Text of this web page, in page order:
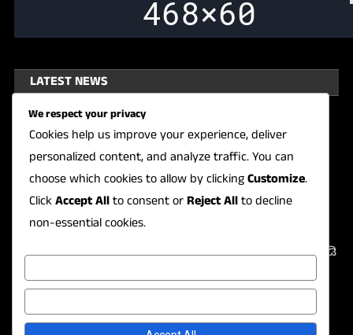
LATEST NEWS
ಕರಾವಳಿಯಲ್ಲಿ ಫಿಶಿಂಗ್ ಗೆ ದೋಣಿಗಳು,
ಮೀನುಗಾರರಲಿ ಹೆಚ್ಚಿದ ಉತ್ಸಾಹ! ದಕ್ಕೆಯಲ್ಲಿ
ಬಿರುಸಿನ ಚಟುವಟಿಕೆ
August 6, 2026
KARAVALI KARAVALI DAILY NEWS
ವರ್ಗಾವಣೆ, ಡಾ. ಪಿ.ಸಿ. ಜಾಫರ್ ಮೆಟ್ರೋ ಎಂಡಿ
We respect your privacy
Cookies help us improve your experience, deliver
personalized content, and analyze traffic. You can
choose which cookies to allow by clickingCustomize.
ClickAccept Allto consent orReject Allto decline
non-essential cookies.